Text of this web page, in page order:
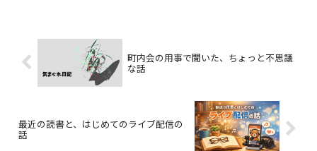
町内会の用事で聞いた、ちょっと不思議
な話
最近の読書と、はじめてのライブ配信の
話